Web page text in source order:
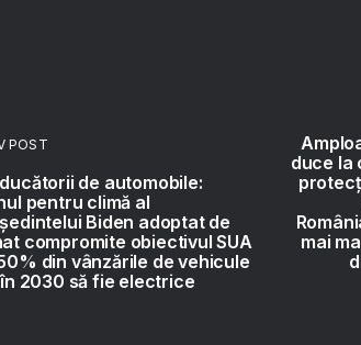
POST
de automobile:
pentru climă al
Biden adoptat de
compromite obiectivul SUA
din vânzările de vehicule
2030 să fie electrice
duce la
mai